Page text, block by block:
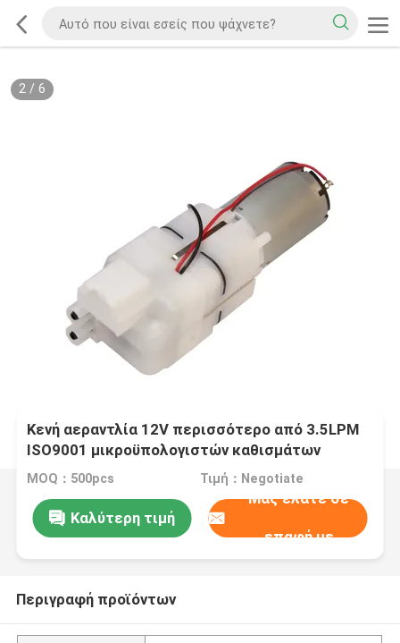
2/ 6
Κενή αεραντλία 12V περισσότερο από 3.5LPM
ISO9001 μικροϋπολογιστών καθισμάτων
αυτοκινήτων εγκεκριμένη
MOQ：500pcs Τιμή：Negotiate
Καλύτερη τιμή
Μας ελάτε σε
επαφή με
Περιγραφή προϊόντων